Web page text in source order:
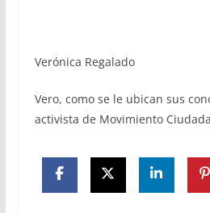
Verónica Regalado
Vero, como se le ubican sus
activista de Movimiento